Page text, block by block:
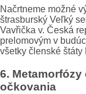
Načrtneme možné
štrasburský Veľký
Vavřička v. Česká
prelomovým v
všetky členské štáty
6.
očkovania